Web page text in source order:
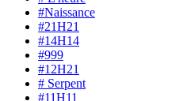
#Naissance
#21H21
#14H14
#999
#12H21
# Serpent
#11H11